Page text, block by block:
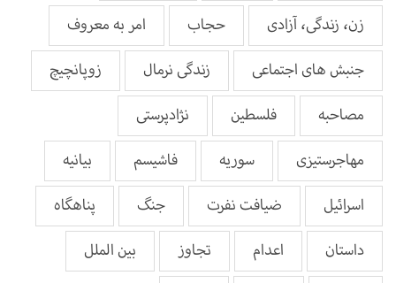
زن، زندگی، آزادی
حجاب
امر به معروف
جنبش های اجتماعی
زندگی نرمال
زوپانچیچ
مصاحبه
فلسطین
نژادپرستی
مهاجرستیزی
سوریه فاشیسم
بيانيه
اسرائیل
ضیافت نفرت جنگ
پناهگاه
داستان
اعدام تجاوز
بین الملل